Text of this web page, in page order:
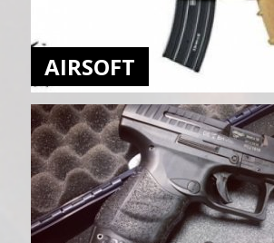
AIRSOFT